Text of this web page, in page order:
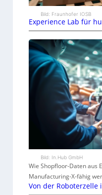
Bild: Fraunhofer IOSB
Experience Lab für
Bild: In.Hub GmbH
Wie Shopfloor-Daten aus
Manufacturing-X-fähig
Von der Roboterzelle